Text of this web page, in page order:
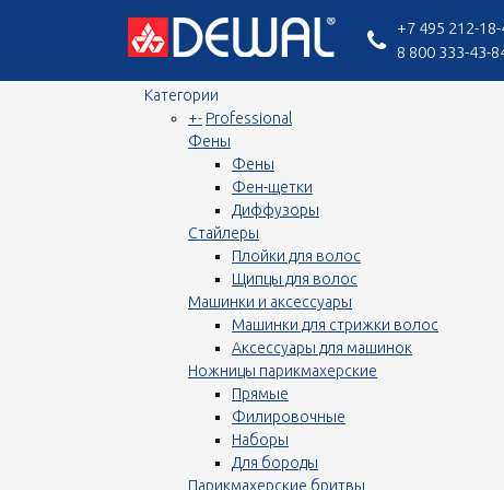
+7 495 212-18-
8 800 333-43-
Категории
+- Professional
Фены
Фены
Фен-щетки
Диффузоры
Стайлеры
Плойки для волос
Щипцы для волос
Машинки и аксессуары
Машинки для стрижки волос
Аксессуары для машинок
Ножницы парикмахерские
Прямые
Филировочные
Наборы
Для бороды
Парикмахерские бритвы